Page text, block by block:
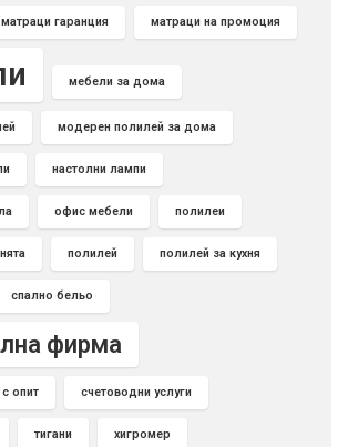
матраци гаранция матраци на промоция
мебели за дома
модерен полилей за дома
настолни лампи
офис мебели полилеи
полилей полилей за кухня
спално бельо
фирма
опит счетоводни услуги
тигани хигромер